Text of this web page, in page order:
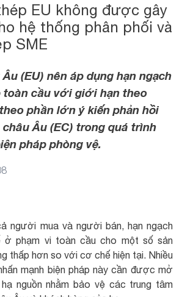
EU không được gây
hệ thống phân phối và
SME
(EU) nên áp dụng hạn ngạch
toàn cầu với giới hạn theo
phần lớn ý kiến phản hồi
Âu (EC) trong quá trình
pháp phòng vệ.
người mua và người bán, hạn ngạch
phạm vi toàn cầu cho một số sản
thấp hơn so với cơ chế hiện tại. Nhiều
mạnh biện pháp này cần được mở
nguồn nhằm bảo vệ các trung tâm